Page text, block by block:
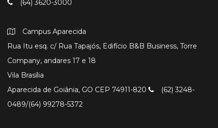
(64) 3620-3000
Campus Aparecida
Rua Itu esq. c/ Rua Tapajós, Edifício B&B Business, Torre
Company, andares 17 e 18
Vila Brasília
Aparecida de Goiânia, GO CEP 74911-820
(62) 3248-
0489/(64) 99278-5372